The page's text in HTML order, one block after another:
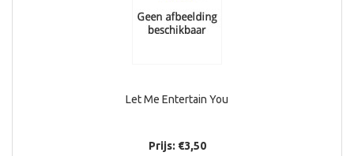
Let Me Entertain You
Prijs: €3,50